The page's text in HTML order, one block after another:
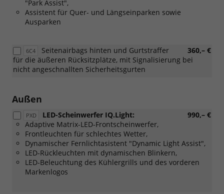
"Park Assist",
Assistent für Quer- und Längseinparken sowie
Ausparken
6C4 360,– €
Seitenairbags hinten und Gurtstraffer
für die äußeren Rücksitzplätze, mit Signalisierung bei
nicht angeschnallten Sicherheitsgurten
Außen
PXD 990,– €
LED-Scheinwerfer IQ.Light:
Adaptive Matrix-LED-Frontscheinwerfer,
Frontleuchten für schlechtes Wetter,
Dynamischer Fernlichtasistent "Dynamic Light Assist",
LED-Rückleuchten mit dynamischen Blinkern,
LED-Beleuchtung des Kühlergrills und des vorderen
Markenlogos